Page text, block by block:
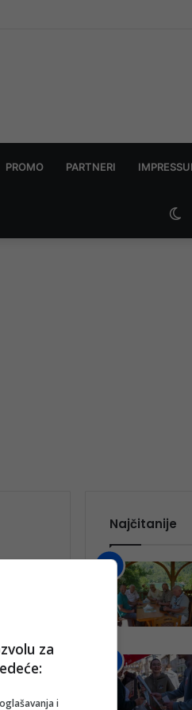
PROMO PARTNERI
Najčitanije
za
i